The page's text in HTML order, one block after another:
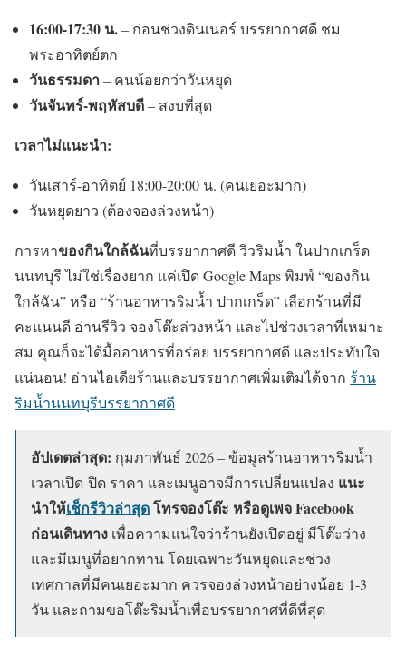
16:00-17:30 น.– ก่อนช่วงดินเนอร์ บรรยากาศดี ชม
พระอาทิตย์ตก
วันธรรมดา– คนน้อยกว่าวันหยุด
วันจันทร์-พฤหัสบดี– สงบที่สุด
เวลาไม่แนะนำ:
วันเสาร์-อาทิตย์ 18:00-20:00 น. (คนเยอะมาก)
วันหยุดยาว (ต้องจองล่วงหน้า)
การหาของกินใกล้ฉันที่บรรยากาศดี วิวริมน้ำ ในปากเกร็ด
นนทบุรี ไม่ใช่เรื่องยาก แค่เปิด Google Maps พิมพ์ “ของกิน
ใกล้ฉัน” หรือ “ร้านอาหารริมน้ำ ปากเกร็ด” เลือกร้านที่มี
คะแนนดี อ่านรีวิว จองโต๊ะล่วงหน้า และไปช่วงเวลาที่เหมาะ
สม คุณก็จะได้มื้ออาหารที่อร่อย บรรยากาศดี และประทับใจ
แน่นอน! อ่านไอเดียร้านและบรรยากาศเพิ่มเติมได้จาก ร้าน
ริมน้ำนนทบุรีบรรยากาศดี
อัปเดตล่าสุด: กุมภาพันธ์ 2026 – ข้อมูลร้านอาหารริมน้ำ
เวลาเปิด-ปิด ราคา และเมนูอาจมีการเปลี่ยนแปลง แนะ
นำให้เช็กรีวิวล่าสุดโทรจองโต๊ะ หรือดูเพจ Facebook
ก่อนเดินทาง เพื่อความแน่ใจว่าร้านยังเปิดอยู่ มีโต๊ะว่าง
และมีเมนูที่อยากทาน โดยเฉพาะวันหยุดและช่วง
เทศกาลที่มีคนเยอะมาก ควรจองล่วงหน้าอย่างน้อย 1-3
วัน และถามขอโต๊ะริมน้ำเพื่อบรรยากาศที่ดีที่สุด